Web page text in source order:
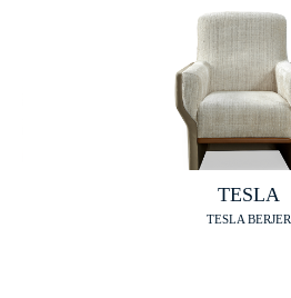
TESLA
TESLA BERJER